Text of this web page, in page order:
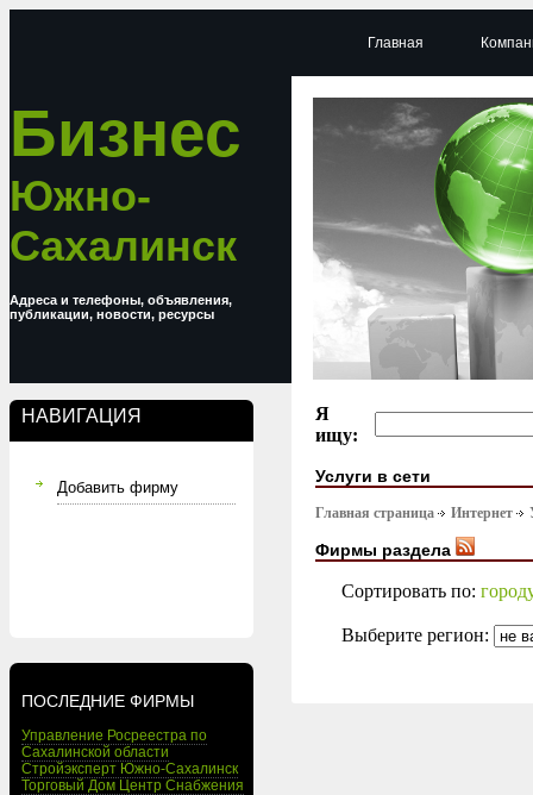
Бизнес
Южно-
Сахалинск
Адреса и телефоны, объявления,
публикации, новости, ресурсы
НАВИГАЦИЯ
Добавить фирму
ПОСЛЕДНИЕ ФИРМЫ
Управление Росреестра по
Сахалинской области
Стройэксперт Южно-Сахалинск
Торговый Дом Центр Снабжения
Главная
Я
ищу:
Услуги в сети
Главная страница Интернет
Фирмы раздела
Сортировать по:
Выберите регион: